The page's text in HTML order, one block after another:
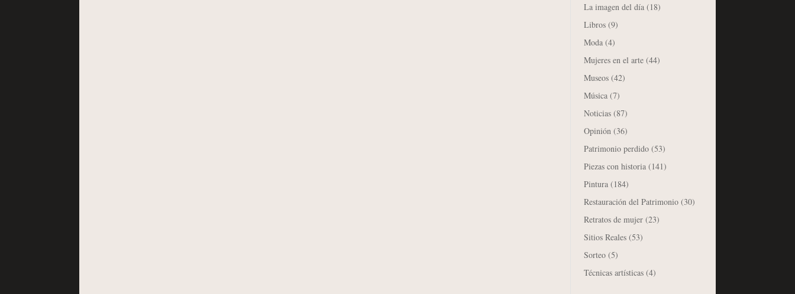
La imagen del día (18)
Libros (9)
Moda (4)
Mujeres en el arte (44)
Museos (42)
Música (7)
Noticias (87)
Opinión (36)
Patrimonio perdido (53)
Piezas con historia (141)
Pintura (184)
Restauración del Patrimonio (30)
Retratos de mujer (23)
Sitios Reales (53)
Sorteo (5)
Técnicas artísticas (4)